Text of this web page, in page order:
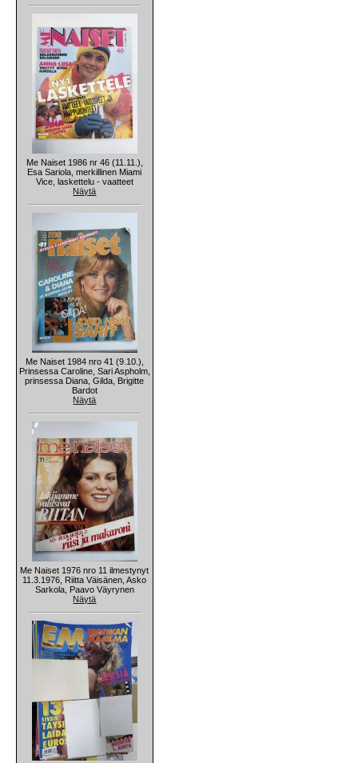
Me Naiset 1986 nr 46 (11.11.),
Esa Sariola, merkillinen Miami
Vice, laskettelu - vaatteet
Näytä
Me Naiset 1984 nro 41 (9.10.),
Prinsessa Caroline, Sari Aspholm,
prinsessa Diana, Gilda, Brigitte
Bardot
Näytä
Me Naiset 1976 nro 11 ilmestynyt
11.3.1976, Riitta Väisänen, Asko
Sarkola, Paavo Väyrynen
Näytä